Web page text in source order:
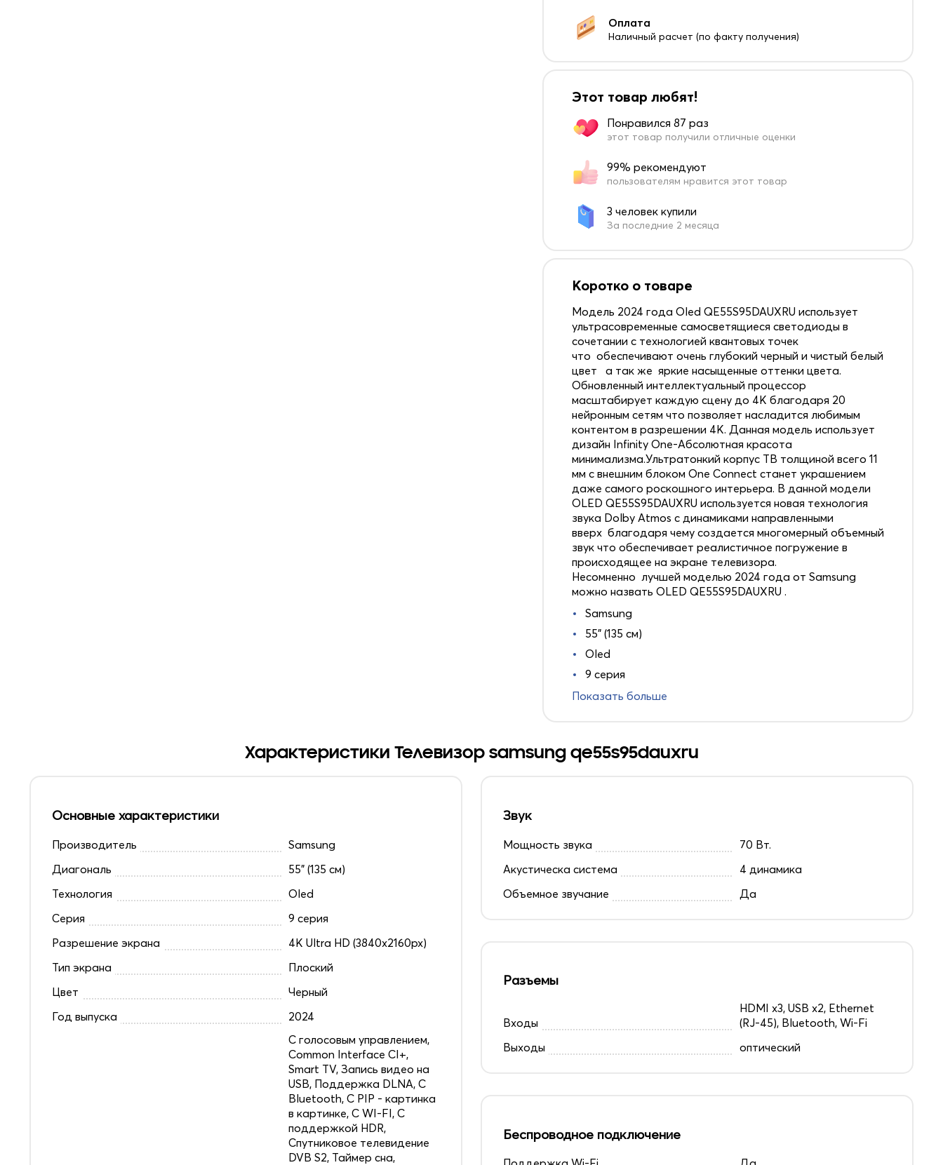
Оплата
Наличный расчет (по факту получения)
Этот товар любят!
Понравился 87 раз
этот товар получили отличные оценки
99% рекомендуют
пользователям нравится этот товар
3 человек купили
За последние 2 месяца
Коротко о товаре
Модель 2024 года Oled QE55S95DAUXRU использует
ультрасовременные самосветящиеся светодиоды в
сочетании с технологией квантовых точек
что обеспечивают очень глубокий черный и чистый белый
цвет а так же яркие насыщенные оттенки цвета.
Обновленный интеллектуальный процессор
масштабирует каждую сцену до 4К благодаря 20
нейронным сетям что позволяет насладится любимым
контентом в разрешении 4К. Данная модель использует
дизайн Infinity One-Абсолютная красота
минимализма.Ультратонкий корпус ТВ толщиной всего 11
мм с внешним блоком One Connect станет украшением
даже самого роскошного интерьера. В данной модели
OLED QE55S95DAUXRU используется новая технология
звука Dolby Atmos с динамиками направленными
вверх благодаря чему создается многомерный объемный
звук что обеспечивает реалистичное погружение в
происходящее на экране телевизора.
Несомненно лучшей моделью 2024 года от Samsung
можно назвать OLED QE55S95DAUXRU .
Samsung
55" (135 см)
Oled
9 серия
Показать больше
Характеристики Телевизор samsung qe55s95dauxru
Основные характеристики
Производитель
Samsung
Диагональ
55" (135 см)
Технология
Oled
Серия
9 серия
Разрешение экрана
4K Ultra HD (3840x2160px)
Тип экрана
Плоский
Цвет
Черный
Год выпуска
2024
C голосовым управлением,
Common Interface CI+,
Smart TV, Запись видео на
USB, Поддержка DLNA, С
Bluetooth, С PIP - картинка
в картинке, С WI-FI, С
поддержкой HDR,
Спутниковое телевидение
DVB S2, Таймер сна,
Звук
Мощность звука
70 Вт.
Акустическа система
4 динамика
Объемное звучание
Да
Разъемы
Входы
HDMI x3, USB x2, Ethernet
(RJ-45), Bluetooth, Wi-Fi
Выходы
оптический
Беспроводное подключение